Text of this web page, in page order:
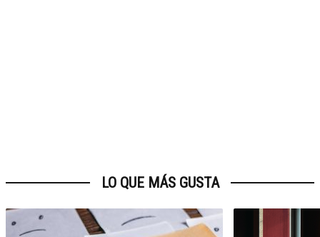
LO QUE MÁS GUSTA